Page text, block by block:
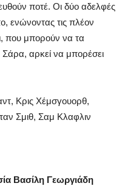
ποτέ. Οι δύο αδελφές
ενώνοντας τις πλέον
που μπορούν να τα
Σάρα, αρκεί να μπορέσει
Κρις Χέμσγουορθ,
Σμιθ, Σαμ Κλαφλιν
Βασίλη Γεωργιάδη